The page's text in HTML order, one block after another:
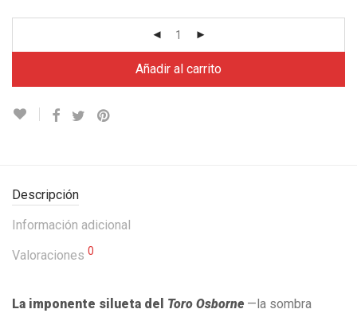
Añadir al carrito
Descripción
Información adicional
Valoraciones 0
La imponente silueta del Toro Osborne —la sombra